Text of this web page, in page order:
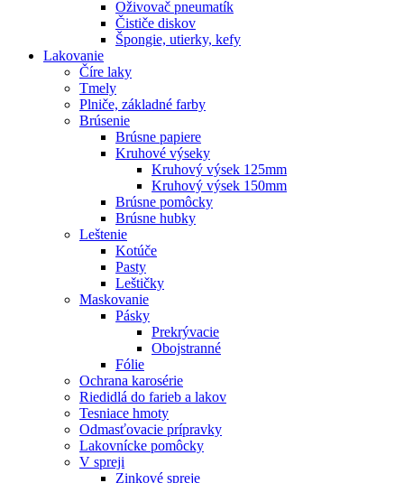
Oživovač pneumatík
Čističe diskov
Špongie, utierky, kefy
Lakovanie
Číre laky
Tmely
Plniče, základné farby
Brúsenie
Brúsne papiere
Kruhové výseky
Kruhový výsek 125mm
Kruhový výsek 150mm
Brúsne pomôcky
Brúsne hubky
Leštenie
Kotúče
Pasty
Leštičky
Maskovanie
Pásky
Prekrývacie
Obojstranné
Fólie
Ochrana karosérie
Riedidlá do farieb a lakov
Tesniace hmoty
Odmasťovacie prípravky
Lakovnícke pomôcky
V spreji
Zinkové spreje